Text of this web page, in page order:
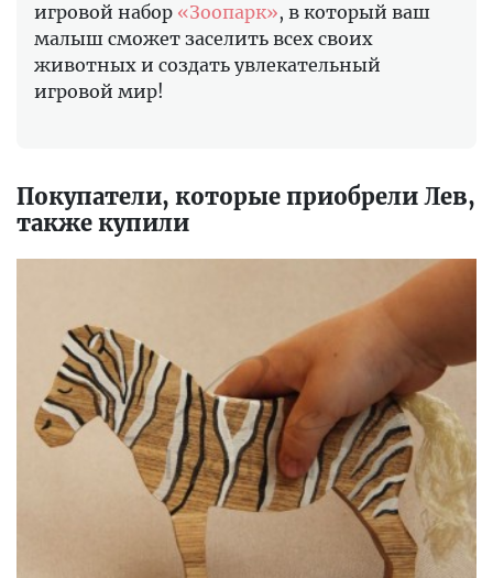
игровой набор «Зоопарк», в который ваш
малыш сможет заселить всех своих
животных и создать увлекательный
игровой мир!
Покупатели, которые приобрели Лев,
также купили